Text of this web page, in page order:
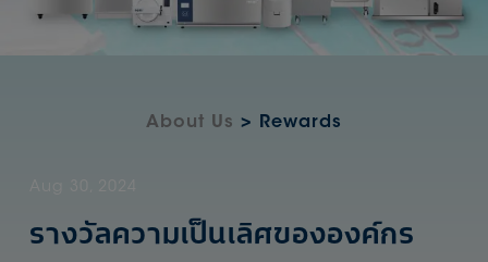
About Us > Rewards
รางวัลความเป็นเลิศขององค์กร